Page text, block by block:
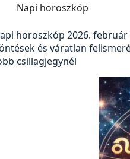
Napi horoszkóp
horoszkóp 2026. február
és váratlan
csillagjegynél